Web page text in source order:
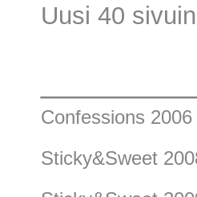
Uusi 40
Confessions
Sticky&Sweet